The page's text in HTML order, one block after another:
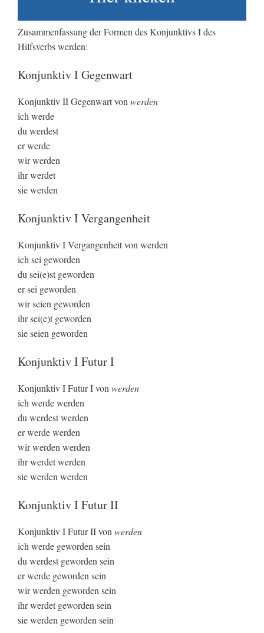
Zusammenfassung der Formen des Konjunktivs I des
Hilfsverbs werden:
Konjunktiv I Gegenwart
Konjunktiv II Gegenwart von werden
ich werde
du werdest
er werde
wir werden
ihr werdet
sie werden
Konjunktiv I Vergangenheit
Konjunktiv I Vergangenheit von werden
ich sei geworden
du sei(e)st geworden
er sei geworden
wir seien geworden
ihr sei(e)t geworden
sie seien geworden
Konjunktiv I Futur I
Konjunktiv I Futur I von werden
ich werde werden
du werdest werden
er werde werden
wir werden werden
ihr werdet werden
sie werden werden
Konjunktiv I Futur II
Konjunktiv I Futur II von werden
ich werde geworden sein
du werdest geworden sein
er werde geworden sein
wir werden geworden sein
ihr werdet geworden sein
sie werden geworden sein